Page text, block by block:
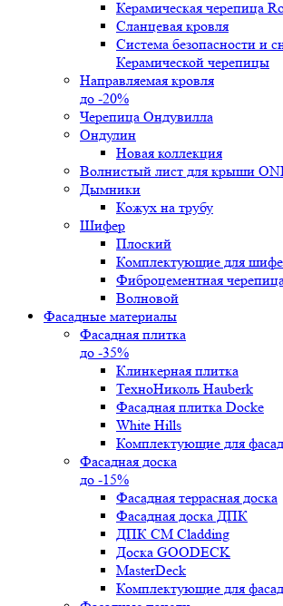
Керамическая черепица
Сланцевая кровля
Система безопасности и
Керамической черепицы
Направляемая кровля
до -20%
Черепица Ондувилла
Ондулин
Новая коллекция
Волнистый лист для крыши
Дымники
Кожух на трубу
Шифер
Плоский
Комплектующие для
Фиброцементная
Волновой
Фасадные материалы
Фасадная плитка
до -35%
Клинкерная плитка
ТехноНиколь Hauberk
Фасадная плитка Docke
White Hills
Комплектующие для
Фасадная доска
до -15%
Фасадная террасная доска
Фасадная доска ДПК
ДПК CM Cladding
Доска GOODECK
MasterDeck
Комплектующие для